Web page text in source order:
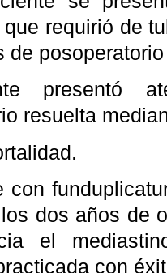
requirió de
de
presentó
resuelta
con
dos años de
el
con